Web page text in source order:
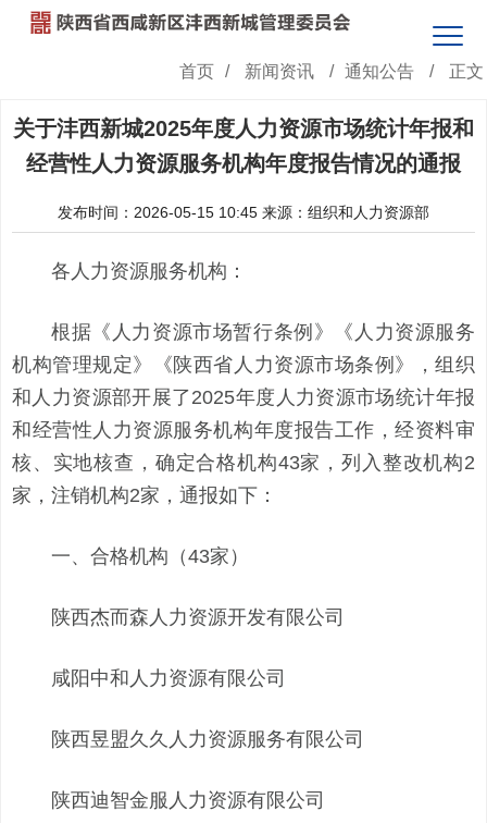
首页 / 新闻资讯 / 通知公告 / 正文
关于沣西新城2025年度人力资源市场统计年报和
经营性人力资源服务机构年度报告情况的通报
发布时间：2026-05-15 10:45 来源：组织和人力资源部
各人力资源服务机构：
根据《人力资源市场暂行条例》《人力资源服务
机构管理规定》《陕西省人力资源市场条例》，组织
和人力资源部开展了2025年度人力资源市场统计年报
和经营性人力资源服务机构年度报告工作，经资料审
核、实地核查，确定合格机构43家，列入整改机构2
家，注销机构2家，通报如下：
一、合格机构（43家）
陕西杰而森人力资源开发有限公司
咸阳中和人力资源有限公司
陕西昱盟久久人力资源服务有限公司
陕西迪智金服人力资源有限公司